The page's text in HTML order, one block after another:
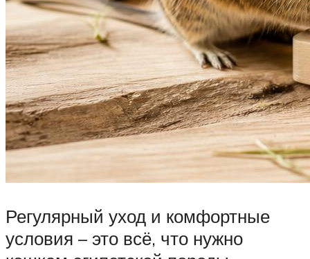
Регулярный уход и комфортные
условия – это всё, что нужно